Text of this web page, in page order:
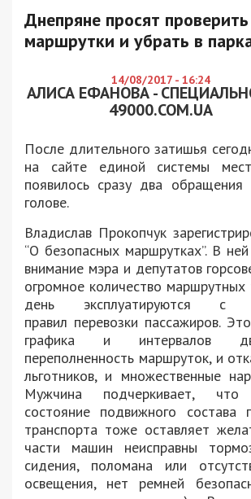
Днепряне просят проверить
маршрутки и убрать в
14/08/2017 - 16:24
АЛИСА ЕФАНОВА -
49000.COM.UA
После длительного затишья
на сайте единой системы
появилось сразу два обращения
голове.
Владислав Прокопчук
“О безопасных маршрутках”. В
внимание мэра и депутатов
огромное количество
день эксплуатируются с
правил перевозки пассажиров.
графика и интервалов
переполненность маршруток, и
льготников, и множественные
Мужчина подчеркивает, что
состояние подвижного состава
транспорта тоже оставляет
части машин неисправны
сидения, поломана или
освещения, нет ремней